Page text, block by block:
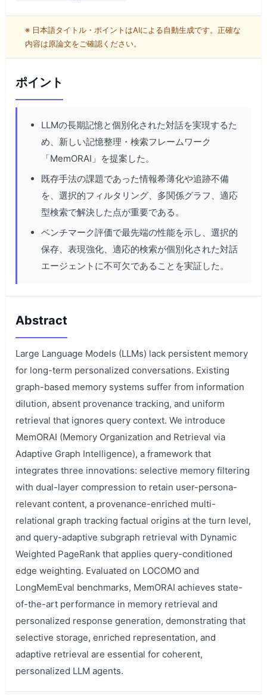
※ 日本語タイトル・ポイントはAIによる自動生成です。正確な
内容は原論文をご確認ください。
ポイント
LLMの長期記憶と個別化された対話を実現するた
め、新しい記憶整理・検索フレームワーク
「MemORAI」を提案した。
既存手法の課題であった情報希薄化や追跡不備
を、選択的フィルタリング、多関係グラフ、適応
型検索で解決した点が重要である。
ベンチマーク評価で最先端の性能を示し、選択的
保存、表現強化、適応的検索が個別化された対話
エージェントに不可欠であることを実証した。
Abstract
Large Language Models (LLMs) lack persistent memory
for long-term personalized conversations. Existing
graph-based memory systems suffer from information
dilution, absent provenance tracking, and uniform
retrieval that ignores query context. We introduce
MemORAI (Memory Organization and Retrieval via
Adaptive Graph Intelligence), a framework that
integrates three innovations: selective memory filtering
with dual-layer compression to retain user-persona-
relevant content, a provenance-enriched multi-
relational graph tracking factual origins at the turn level,
and query-adaptive subgraph retrieval with Dynamic
Weighted PageRank that applies query-conditioned
edge weighting. Evaluated on LOCOMO and
LongMemEval benchmarks, MemORAI achieves state-
of-the-art performance in memory retrieval and
personalized response generation, demonstrating that
selective storage, enriched representation, and
adaptive retrieval are essential for coherent,
personalized LLM agents.